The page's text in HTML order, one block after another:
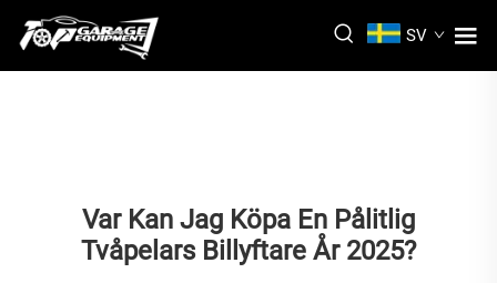
SV
Var Kan Jag Köpa En Pålitlig
Tvåpelars Billyftare År 2025?